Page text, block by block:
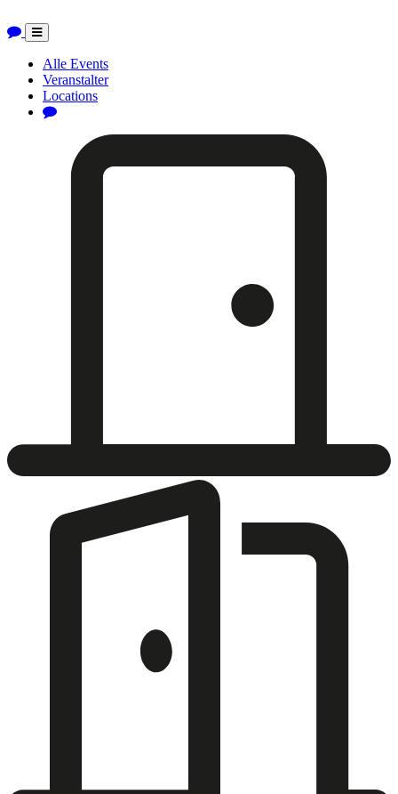
Toggle
navigation
Alle Events
Veranstalter
Locations